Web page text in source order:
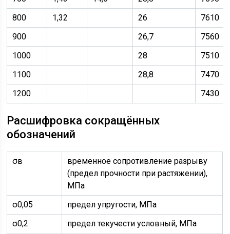
800
1,32 26
7610
900
26,7
7560
1000
28
7510
1100
28,8
7470
1200
7430
Расшифровка сокращённых
обозначений
σв
временное сопротивление разрыву
(предел прочности при растяжении),
МПа
σ0,05
предел упругости, МПа
σ0,2
предел текучести условный, МПа